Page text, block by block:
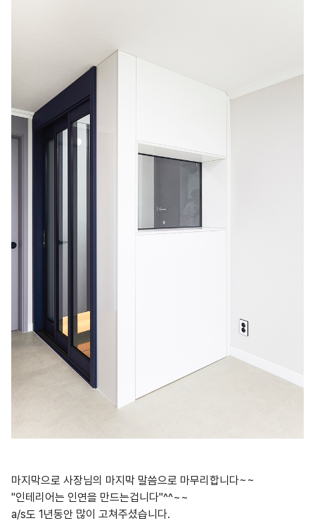
마지막으로 사장님의 마지막 말씀으로 마무리합니다~~
"인테리어는 인연을 만드는겁니다"^^~~
a/s도 1년동안 많이 고쳐주셨습니다.